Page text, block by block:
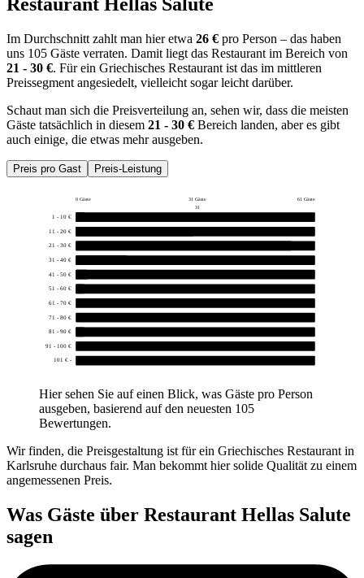
Im Durchschnitt zahlt man hier etwa 26 € pro Person – das haben
uns 105 Gäste verraten. Damit liegt das Restaurant im Bereich von
21 - 30 €. Für ein Griechisches Restaurant ist das im mittleren
Preissegment angesiedelt, vielleicht sogar leicht darüber.
Schaut man sich die Preisverteilung an, sehen wir, dass die meisten
Gäste tatsächlich in diesem 21 - 30 € Bereich landen, aber es gibt
auch einige, die etwas mehr ausgeben.
Preis pro Gast Preis-Leistung
0 Gäste 31 Gäste
61 Gäste
31
1 - 10 €
11 - 20 €
21 - 30 €
31 - 40 €
41 - 50 €
51 - 60 €
61 - 70 €
71 - 80 €
81 - 90 €
91 - 100 €
101 € -
Hier sehen Sie auf einen Blick, was Gäste pro Person
ausgeben, basierend auf den neuesten 105
Bewertungen.
Wir finden, die Preisgestaltung ist für ein Griechisches Restaurant in
Karlsruhe durchaus fair. Man bekommt hier solide Qualität zu einem
angemessenen Preis.
Was Gäste über Restaurant Hellas Salute
sagen